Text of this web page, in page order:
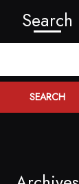
Search